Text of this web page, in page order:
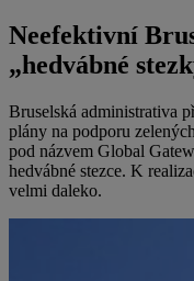
Neefektivní
„hedvábné
Bruselská administrativa
plány na podporu
pod názvem Global
hedvábné stezce. K
velmi daleko.